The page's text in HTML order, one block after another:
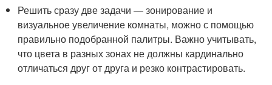
Решить сразу две задачи — зонирование и
визуальное увеличение комнаты, можно с помощью
правильно подобранной палитры. Важно учитывать,
что цвета в разных зонах не должны кардинально
отличаться друг от друга и резко контрастировать.